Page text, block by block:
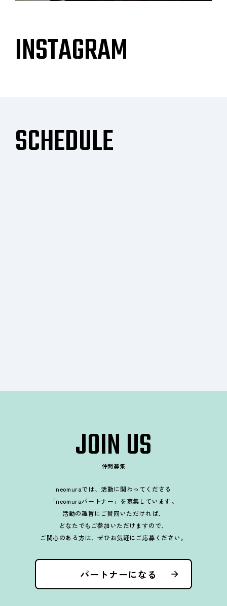
INSTAGRAM
SCHEDULE
JOIN US
仲間募集
neomuraでは、活動に関わってくださる
「neomuraパートナー」を募集しています。
活動の趣旨にご賛同いただければ、
どなたでもご参加いただけますので、
ご関心のある方は、ぜひお気軽にご応募ください。
パートナーになる arrow_forward